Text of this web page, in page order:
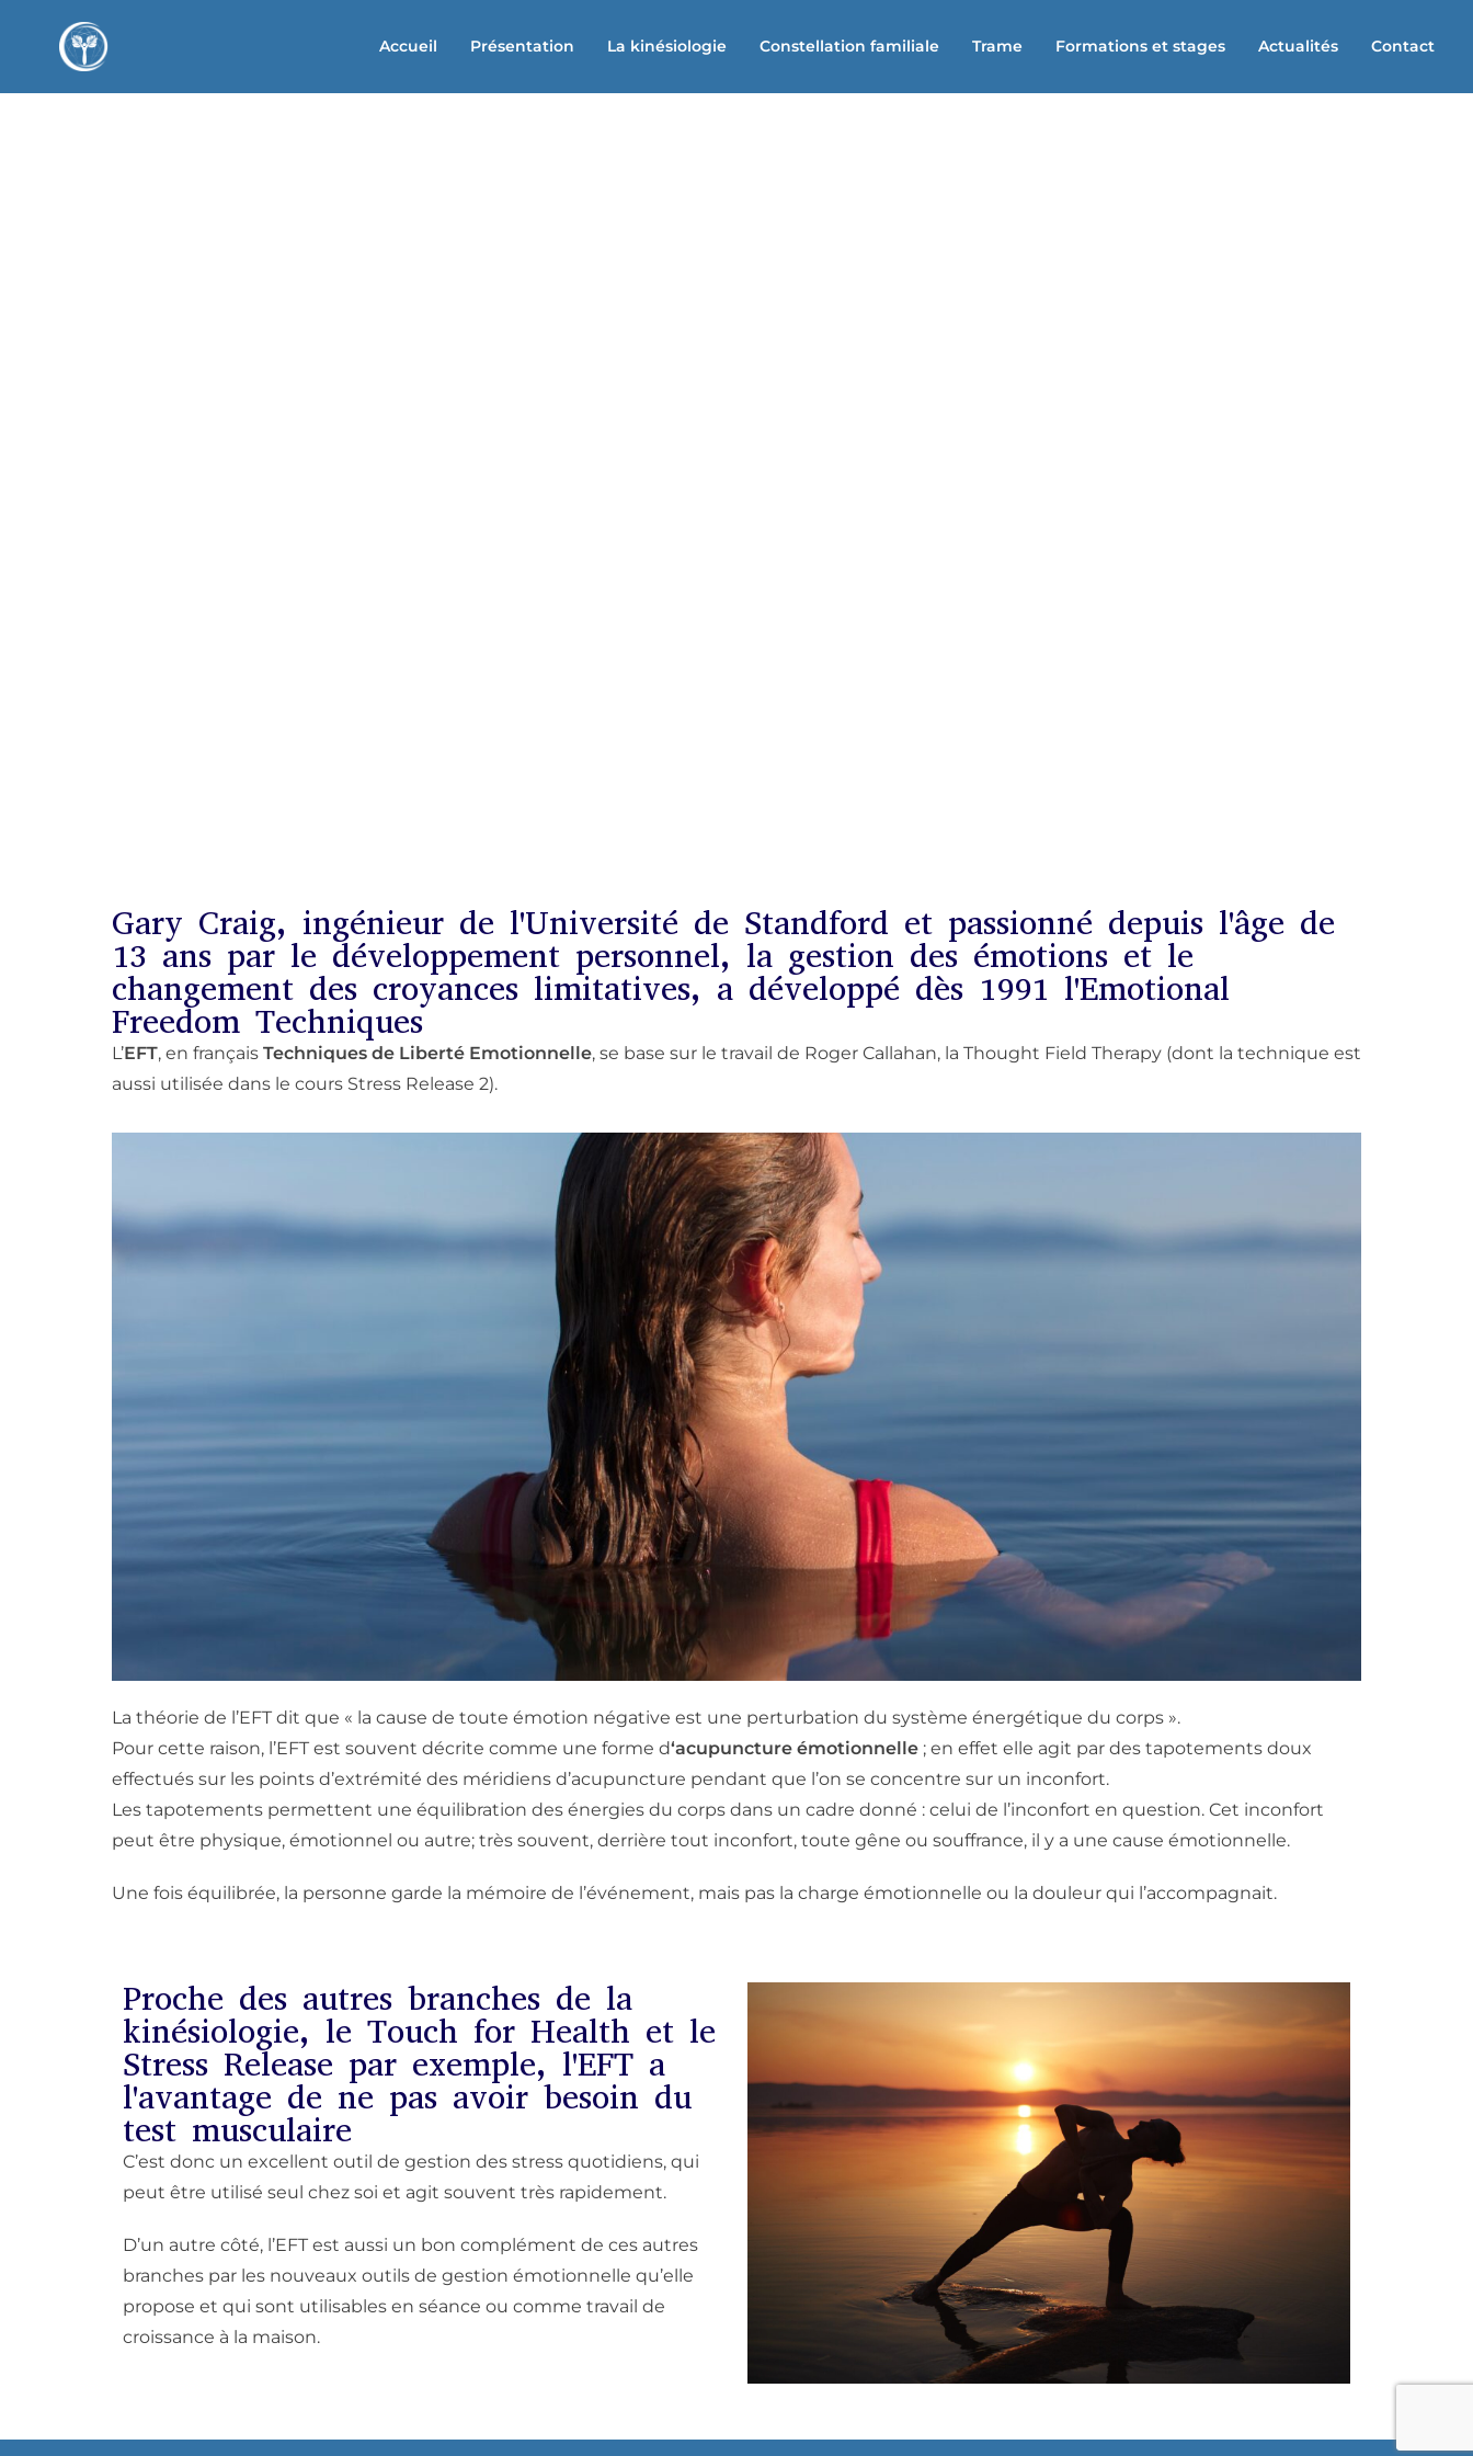
Accueil Présentation La kinésiologie Constellation familiale Trame Formations et stages Actualités Contact
Gary Craig, ingénieur de l'Université de Standford et passionné depuis l'âge de
13 ans par le développement personnel, la gestion des émotions et le
changement des croyances limitatives, a développé dès 1991 l'Emotional
Freedom Techniques
L’EFT, en français Techniques de Liberté Emotionnelle, se base sur le travail de Roger Callahan, la Thought Field Therapy (dont la technique est
aussi utilisée dans le cours Stress Release 2).
La théorie de l’EFT dit que « la cause de toute émotion négative est une perturbation du système énergétique du corps ».
Pour cette raison, l’EFT est souvent décrite comme une forme d‘acupuncture émotionnelle ; en effet elle agit par des tapotements doux
effectués sur les points d’extrémité des méridiens d’acupuncture pendant que l’on se concentre sur un inconfort.
Les tapotements permettent une équilibration des énergies du corps dans un cadre donné : celui de l’inconfort en question. Cet inconfort
peut être physique, émotionnel ou autre; très souvent, derrière tout inconfort, toute gêne ou souffrance, il y a une cause émotionnelle.
Une fois équilibrée, la personne garde la mémoire de l’événement, mais pas la charge émotionnelle ou la douleur qui l’accompagnait.
Proche des autres branches de la
kinésiologie, le Touch for Health et le
Stress Release par exemple, l'EFT a
l'avantage de ne pas avoir besoin du
test musculaire
C’est donc un excellent outil de gestion des stress quotidiens, qui
peut être utilisé seul chez soi et agit souvent très rapidement.
D’un autre côté, l’EFT est aussi un bon complément de ces autres
branches par les nouveaux outils de gestion émotionnelle qu’elle
propose et qui sont utilisables en séance ou comme travail de
croissance à la maison.